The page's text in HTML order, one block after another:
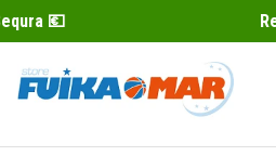
Recíbelo